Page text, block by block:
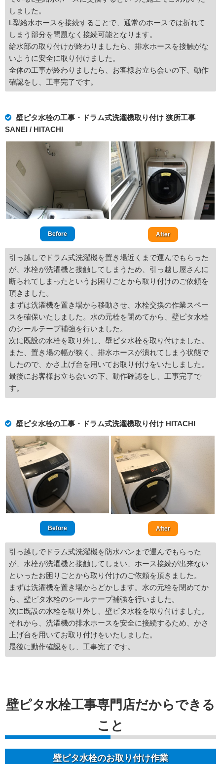
しました。
L型給水ホースを接続することで、通常のホースでは折れて
しまう部分を問題なく接続可能となります。
給水部の取り付けが終わりましたら、排水ホースを接触がな
いように安全に取り付けました。
全体の工事が終わりましたら、お客様お立ち会いの下、動作
確認をし、工事完了です。
壁ピタ水栓の工事・ドラム式洗濯機取り付け 狭所工事
SANEI / HITACHI
Before After
引っ越しでドラム式洗濯機を置き場近くまで運んでもらった
が、水栓が洗濯機と接触してしまうため、引っ越し屋さんに
断られてしまったというお困りごとから取り付けのご依頼を
頂きました。
まずは洗濯機を置き場から移動させ、水栓交換の作業スペー
スを確保いたしました。水の元栓を閉めてから、壁ピタ水栓
のシールテープ補強を行いました。
次に既設の水栓を取り外し、壁ピタ水栓を取り付けました。
また、置き場の幅が狭く、排水ホースが潰れてしまう状態で
したので、かさ上げ台を用いてお取り付けをいたしました。
最後にお客様お立ち会いの下、動作確認をし、工事完了で
す。
壁ピタ水栓の工事・ドラム式洗濯機取り付け HITACHI
Before After
引っ越しでドラム式洗濯機を防水パンまで運んでもらった
が、水栓が洗濯機と接触してしまい、ホース接続が出来ない
といったお困りごとから取り付けのご依頼を頂きました。
まずは洗濯機を置き場からどかします。水の元栓を閉めてか
ら、壁ピタ水栓のシールテープ補強を行いました。
次に既設の水栓を取り外し、壁ピタ水栓を取り付けました。
それから、洗濯機の排水ホースを安全に接続するため、かさ
上げ台を用いてお取り付けをいたしました。
最後に動作確認をし、工事完了です。
壁ピタ水栓工事専門店だからできる
こと
壁ピタ水栓のお取り付け作業